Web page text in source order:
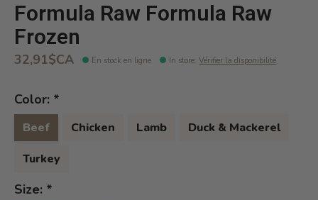
Formula Raw Formula Raw
Frozen
32,91$CA En stock en ligne In store:Vérifier la disponibilité
Color: *
Beef Chicken Lamb
Duck & Mackerel
Turkey
Size: *